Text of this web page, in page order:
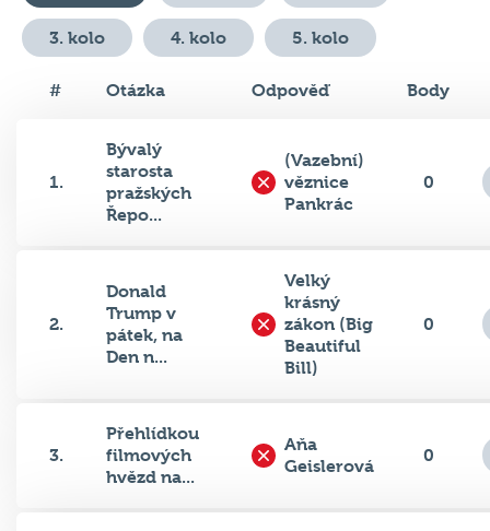
3. kolo 4. kolo 5. kolo
# Otázka Odpověď Body
1.
Bývalý
starosta
pražských
Řepo...
(Vazební)
věznice
Pankrác
0
2.
Donald
Trump v
pátek, na
Den n...
Velký
krásný
zákon (Big
Beautiful
Bill)
0
3.
Přehlídkou
filmových
hvězd na...
Aňa
Geislerová
0